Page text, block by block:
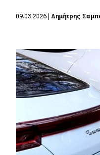
Απόψεις
Test Drive
Δοκιμή
Αποστολή
09.03.2026 Δημήτρης